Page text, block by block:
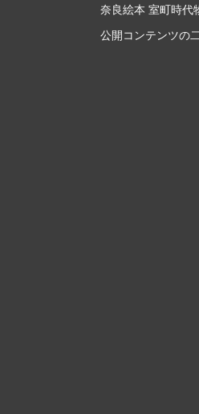
奈良絵本 室町時代
公開コンテンツの